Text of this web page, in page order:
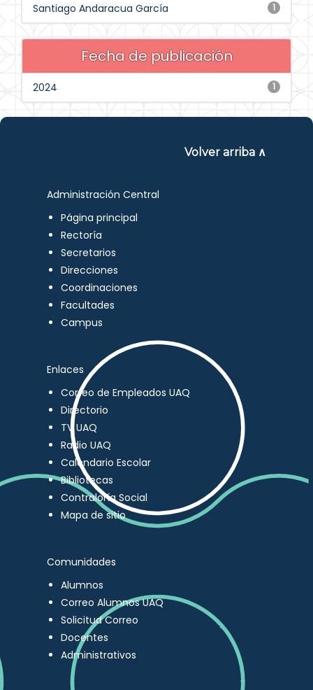
1
Santiago Andaracua García
Fecha de publicación
1
2024
Volver arriba ∧
Administración Central
Página principal
Rectoría
Secretarios
Direcciones
Coordinaciones
Facultades
Campus
Enlaces
Correo de Empleados UAQ
Directorio
TV UAQ
Radio UAQ
Calendario Escolar
Bibliotecas
Contraloría Social
Mapa de sitio
Comunidades
Alumnos
Correo Alumnos UAQ
Solicitud Correo
Docentes
Administrativos